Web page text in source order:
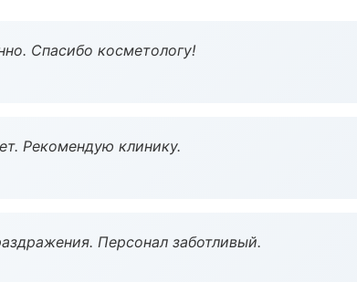
Спасибо косметологу!
Рекомендую клинику.
Персонал заботливый.